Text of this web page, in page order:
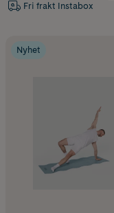
Fri frakt Instabox
Nyhet